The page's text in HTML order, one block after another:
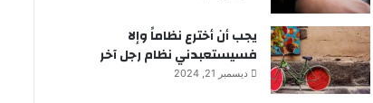
يجب أن أخترع نظاماً وإلا
فسيستعبدني نظام رجل آخر
ديسمبر 21, 2024